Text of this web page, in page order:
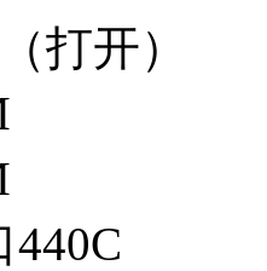
打开）